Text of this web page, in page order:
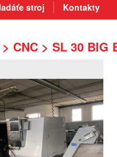
stroj Kontakty
CNC > SL 30 BIG